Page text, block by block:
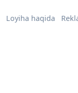
Loyiha haqida